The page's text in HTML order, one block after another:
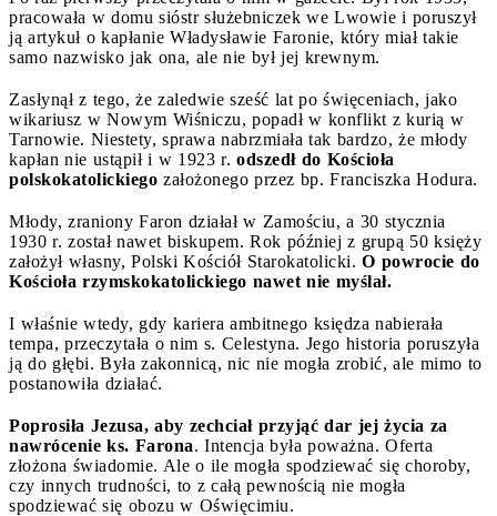
pracowała w domu sióstr służebniczek we Lwowie i poruszył
ją artykuł o kapłanie Władysławie Faronie, który miał takie
samo nazwisko jak ona, ale nie był jej krewnym.
Zasłynął z tego, że zaledwie sześć lat po święceniach, jako
wikariusz w Nowym Wiśniczu, popadł w konflikt z kurią w
Tarnowie. Niestety, sprawa nabrzmiała tak bardzo, że młody
kapłan nie ustąpił i w 1923 r. odszedł do Kościoła
polskokatolickiego założonego przez bp. Franciszka Hodura.
Młody, zraniony Faron działał w Zamościu, a 30 stycznia
1930 r. został nawet biskupem. Rok później z grupą 50 księży
założył własny, Polski Kościół Starokatolicki. O powrocie do
Kościoła rzymskokatolickiego nawet nie myślał.
I właśnie wtedy, gdy kariera ambitnego księdza nabierała
tempa, przeczytała o nim s. Celestyna. Jego historia poruszyła
ją do głębi. Była zakonnicą, nic nie mogła zrobić, ale mimo to
postanowiła działać.
Poprosiła Jezusa, aby zechciał przyjąć dar jej życia za
nawrócenie ks. Farona. Intencja była poważna. Oferta
złożona świadomie. Ale o ile mogła spodziewać się choroby,
czy innych trudności, to z całą pewnością nie mogła
spodziewać się obozu w Oświęcimiu.